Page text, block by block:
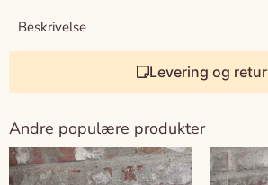
Levering og retur
Beskrivelse
Andre populære produkter